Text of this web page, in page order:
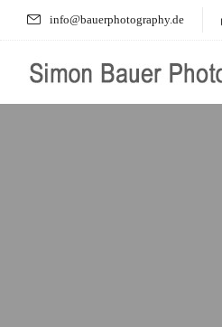
info@bauerphotography.de